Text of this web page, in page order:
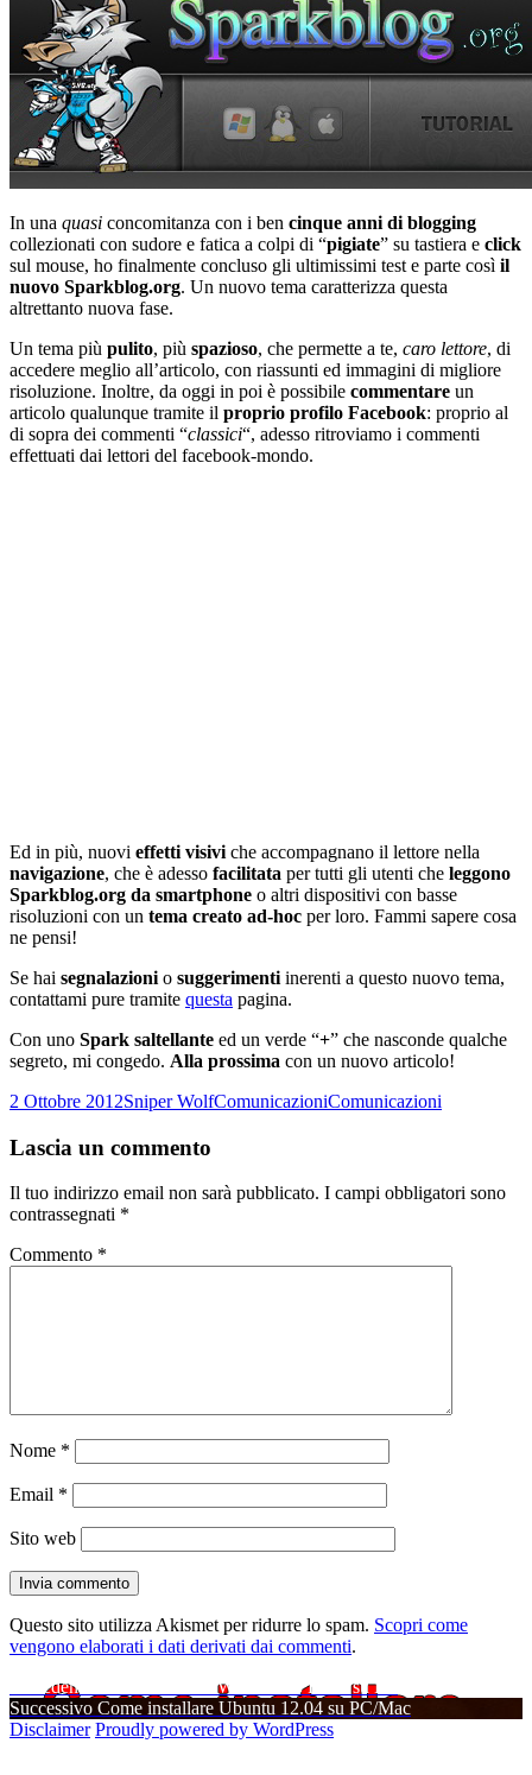
In una quasi concomitanza con i ben cinque anni di blogging
collezionati con sudore e fatica a colpi di “pigiate” su tastiera e click
sul mouse, ho finalmente concluso gli ultimissimi test e parte così il
nuovo Sparkblog.org. Un nuovo tema caratterizza questa
altrettanto nuova fase.
Un tema più pulito, più spazioso, che permette a te, caro lettore, di
accedere meglio all’articolo, con riassunti ed immagini di migliore
risoluzione. Inoltre, da oggi in poi è possibile commentare un
articolo qualunque tramite il proprio profilo Facebook: proprio al
di sopra dei commenti “classici“, adesso ritroviamo i commenti
effettuati dai lettori del facebook-mondo.
Ed in più, nuovi effetti visivi che accompagnano il lettore nella
navigazione, che è adesso facilitata per tutti gli utenti che leggono
Sparkblog.org da smartphone o altri dispositivi con basse
risoluzioni con un tema creato ad-hoc per loro. Fammi sapere cosa
ne pensi!
Se hai segnalazioni o suggerimenti inerenti a questo nuovo tema,
contattami pure tramite questa pagina.
Con uno Spark saltellante ed un verde “+” che nasconde qualche
segreto, mi congedo. Alla prossima con un nuovo articolo!
Scritto
2 Ottobre 2012Autore
Sniper WolfCategorie
ComunicazioniTag
Comunicazioni
Lascia un commento
Il tuo indirizzo email non sarà pubblicato. I campi obbligatori sono
contrassegnati *
Commento *
Nome *
Email *
Sito web
Questo sito utilizza Akismet per ridurre lo spam. Scopri come
vengono elaborati i dati derivati dai commenti.
Navigazione
articoli
Precedente
precedente:
Come installare Windows 8 RTM su PC
Successivo Articolo
successivo:
Come installare Ubuntu 12.04 su PC/Mac
Disclaimer Proudly powered by WordPress